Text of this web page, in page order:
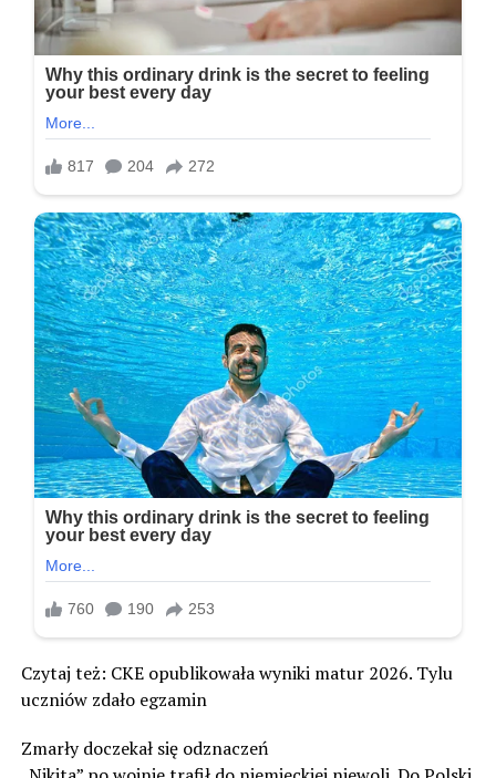
Czytaj też: CKE opublikowała wyniki matur 2026. Tylu
uczniów zdało egzamin
Zmarły doczekał się odznaczeń